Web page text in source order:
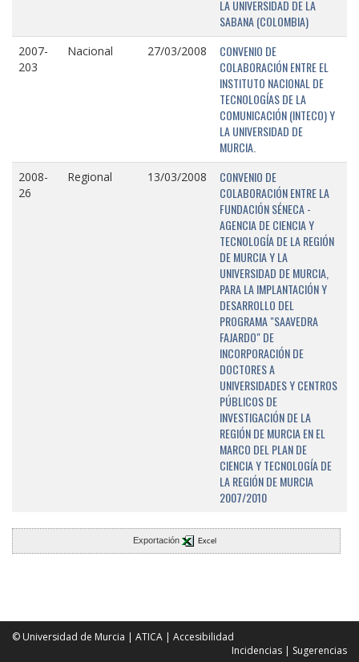
LA UNIVERSIDAD DE LA
SABANA (COLOMBIA)
2007-
203
Nacional 27/03/2008
CONVENIO DE
COLABORACIÓN ENTRE EL
INSTITUTO NACIONAL DE
TECNOLOGÍAS DE LA
COMUNICACIÓN (INTECO) Y
LA UNIVERSIDAD DE
MURCIA.
2008-
26
Regional 13/03/2008
CONVENIO DE
COLABORACIÓN ENTRE LA
FUNDACIÓN SÉNECA -
AGENCIA DE CIENCIA Y
TECNOLOGÍA DE LA REGIÓN
DE MURCIA Y LA
UNIVERSIDAD DE MURCIA,
PARA LA IMPLANTACIÓN Y
DESARROLLO DEL
PROGRAMA "SAAVEDRA
FAJARDO" DE
INCORPORACIÓN DE
DOCTORES A
UNIVERSIDADES Y CENTROS
PÚBLICOS DE
INVESTIGACIÓN DE LA
REGIÓN DE MURCIA EN EL
MARCO DEL PLAN DE
CIENCIA Y TECNOLOGÍA DE
LA REGIÓN DE MURCIA
2007/2010
Exportación Excel
© Universidad de Murcia | ATICA | Accesibilidad
Incidencias | Sugerencias